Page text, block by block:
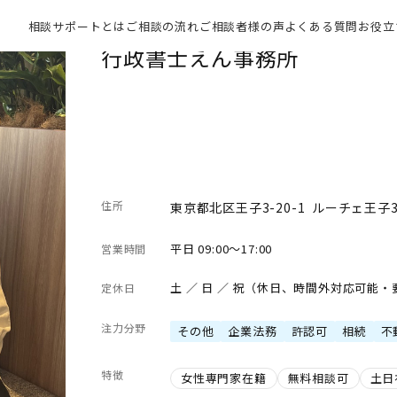
相談サポートとは ご相談の流れご相談者様の声よくある質問お役
行政書士えん事務所
住所 東京都北区王子3-20-1 ルーチェ王子
営業時間 平日 09:00～17:00
定休日 土 ／ 日 ／ 祝（休日、時間外対応可能・
注力分野 その他 企業法務 許認可 相続 不
特徴 女性専門家在籍 無料相談可 土